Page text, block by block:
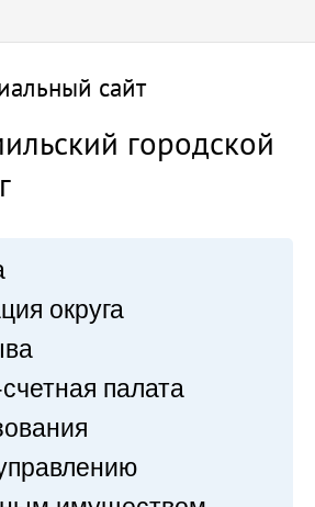
сайт
городской
округа
палата